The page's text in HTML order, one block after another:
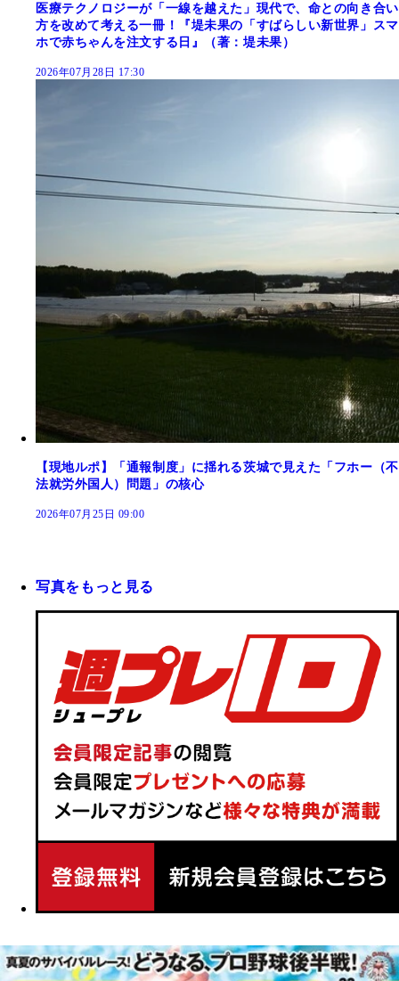
医療テクノロジーが「一線を越えた」現代で、命との向き合い
方を改めて考える一冊！『堤未果の「すばらしい新世界」スマ
ホで赤ちゃんを注文する日』（著：堤未果）
2026年07月28日 17:30
【現地ルポ】「通報制度」に揺れる茨城で見えた「フホー（不
法就労外国人）問題」の核心
2026年07月25日 09:00
写真をもっと見る